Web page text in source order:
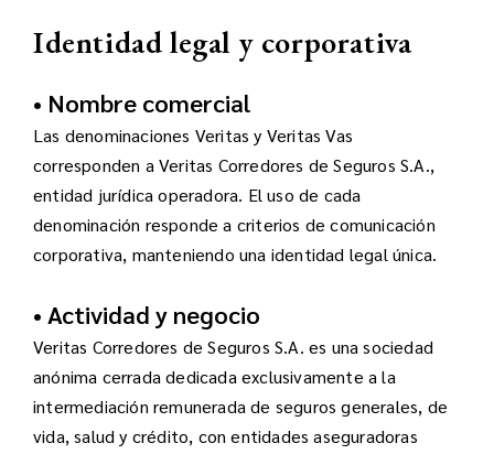
Identidad legal y corporativa
• Nombre comercial
Las denominaciones Veritas y Veritas Vas
corresponden a Veritas Corredores de Seguros S.A.,
entidad jurídica operadora. El uso de cada
denominación responde a criterios de comunicación
corporativa, manteniendo una identidad legal única.
• Actividad y negocio
Veritas Corredores de Seguros S.A. es una sociedad
anónima cerrada dedicada exclusivamente a la
intermediación remunerada de seguros generales, de
vida, salud y crédito, con entidades aseguradoras